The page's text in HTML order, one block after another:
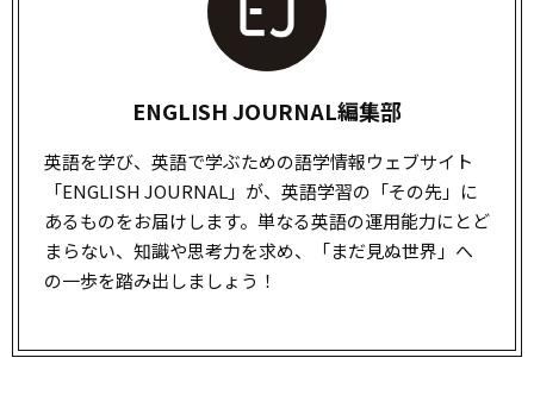
ENGLISH JOURNAL編集部
英語を学び、英語で学ぶための語学情報ウェブサイト
「ENGLISH JOURNAL」が、英語学習の「その先」に
あるものをお届けします。単なる英語の運用能力にとど
まらない、知識や思考力を求め、「まだ見ぬ世界」へ
の一歩を踏み出しましょう！